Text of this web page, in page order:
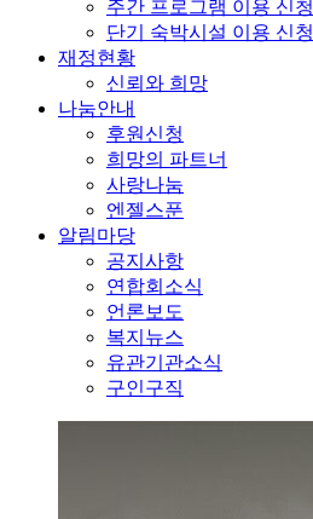
주간 프로그램 이용 신청
단기 숙박시설 이용 신청
재정현황
신뢰와 희망
나눔안내
후원신청
희망의 파트너
사랑나눔
엔젤스푼
알림마당
공지사항
연합회소식
언론보도
복지뉴스
유관기관소식
구인구직